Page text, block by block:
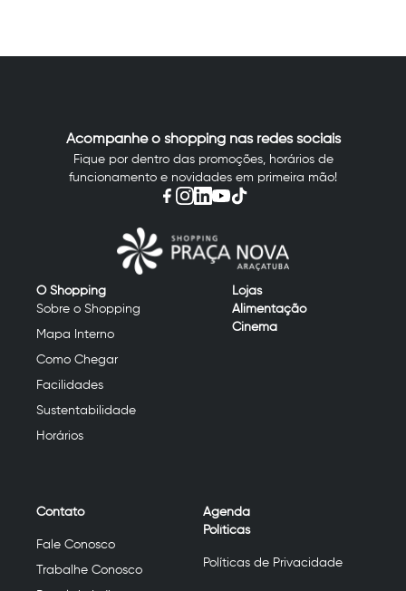
Acompanhe o shopping nas redes sociais
Fique por dentro das promoções, horários de
funcionamento e novidades em primeira mão!
O Shopping
Sobre o Shopping
Mapa Interno
Como Chegar
Facilidades
Sustentabilidade
Horários
Lojas
Alimentação
Cinema
Contato
Fale Conosco
Trabalhe Conosco
Agenda
Políticas
Políticas de Privacidade